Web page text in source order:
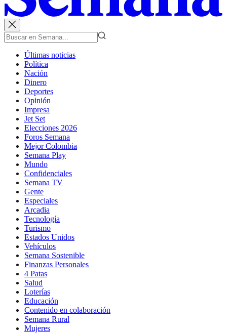
Últimas noticias
Política
Nación
Dinero
Deportes
Opinión
Impresa
Jet Set
Elecciones 2026
Foros Semana
Mejor Colombia
Semana Play
Mundo
Confidenciales
Semana TV
Gente
Especiales
Arcadia
Tecnología
Turismo
Estados Unidos
Vehículos
Semana Sostenible
Finanzas Personales
4 Patas
Salud
Loterías
Educación
Contenido en colaboración
Semana Rural
Mujeres